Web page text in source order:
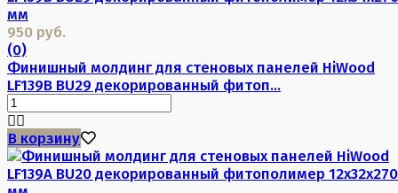
950 руб.
(0)
Финишный молдинг для стеновых панелей HiWood
LF139B BU29 декорированный фитоп...
В корзину